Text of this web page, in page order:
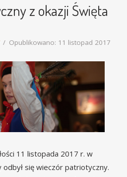
z okazji Święta
Opublikowano: 11 listopad 2017
11 listopada 2017 r. w
się wieczór patriotyczny.